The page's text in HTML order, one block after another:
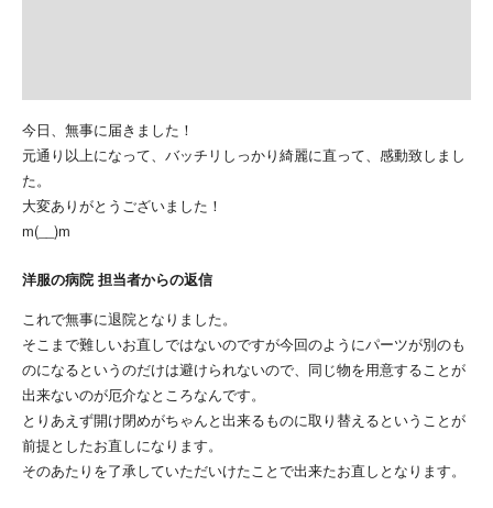
今日、無事に届きました！
元通り以上になって、バッチリしっかり綺麗に直って、感動致しまし
た。
大変ありがとうございました！
m(__)m
洋服の病院 担当者からの返信
これで無事に退院となりました。
そこまで難しいお直しではないのですが今回のようにパーツが別のも
のになるというのだけは避けられないので、同じ物を用意することが
出来ないのが厄介なところなんです。
とりあえず開け閉めがちゃんと出来るものに取り替えるということが
前提としたお直しになります。
そのあたりを了承していただいけたことで出来たお直しとなります。